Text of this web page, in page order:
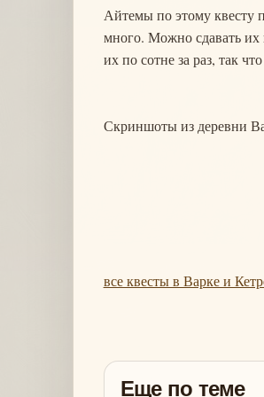
Айтемы по этому квесту
много. Можно сдавать их
их по сотне за раз, так
Скриншоты из деревни
все квесты в Варке и
Еще по теме